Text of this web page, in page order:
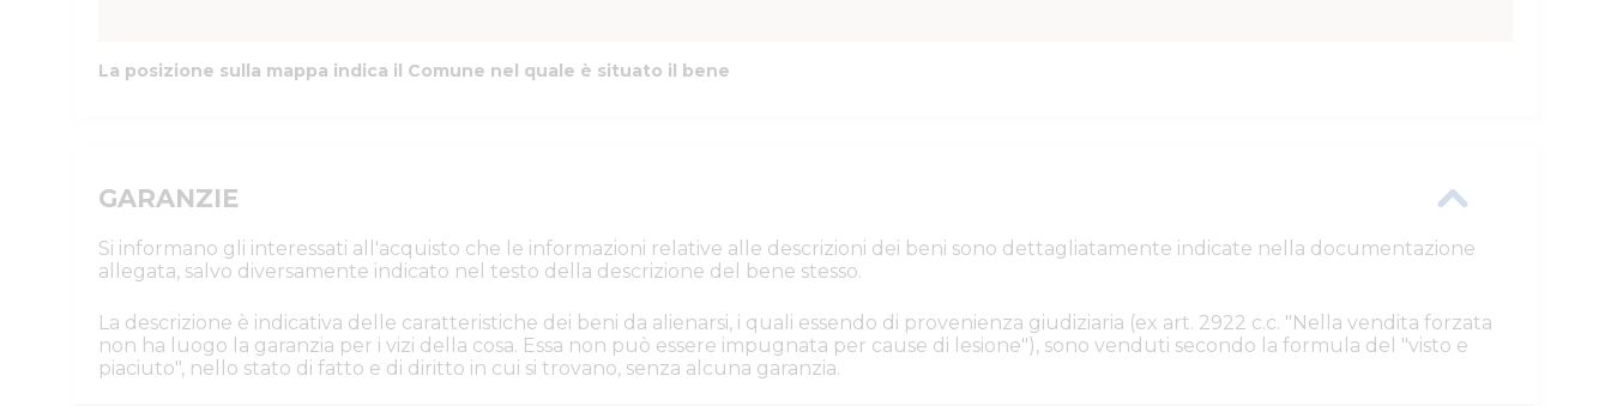
La posizione sulla mappa indica il Comune nel quale è situato il bene
GARANZIE
Si informano gli interessati all'acquisto che le informazioni relative alle descrizioni dei beni sono dettagliatamente indicate nella documentazione
allegata, salvo diversamente indicato nel testo della descrizione del bene stesso.
La descrizione è indicativa delle caratteristiche dei beni da alienarsi, i quali essendo di provenienza giudiziaria (ex art. 2922 c.c. "Nella vendita forzata
non ha luogo la garanzia per i vizi della cosa. Essa non può essere impugnata per cause di lesione"), sono venduti secondo la formula del "visto e
piaciuto", nello stato di fatto e di diritto in cui si trovano, senza alcuna garanzia.